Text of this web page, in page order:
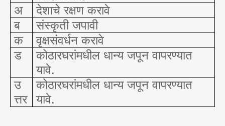
अ
देशाचे रक्षण करावे
ब
संस्कृती जपावी
क
वृक्षसंवर्धन करावे
ड
कोठारघरांमधील धान्य जपून वापरण्यात
यावे.
उ
त्तर
कोठारघरांमधील धान्य जपून वापरण्यात
यावे.